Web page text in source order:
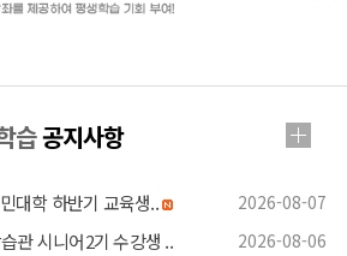
습공지사항
대학 하반기 교육생.. 2026-08-07
관 시니어2기 수강생 .. 2026-08-06